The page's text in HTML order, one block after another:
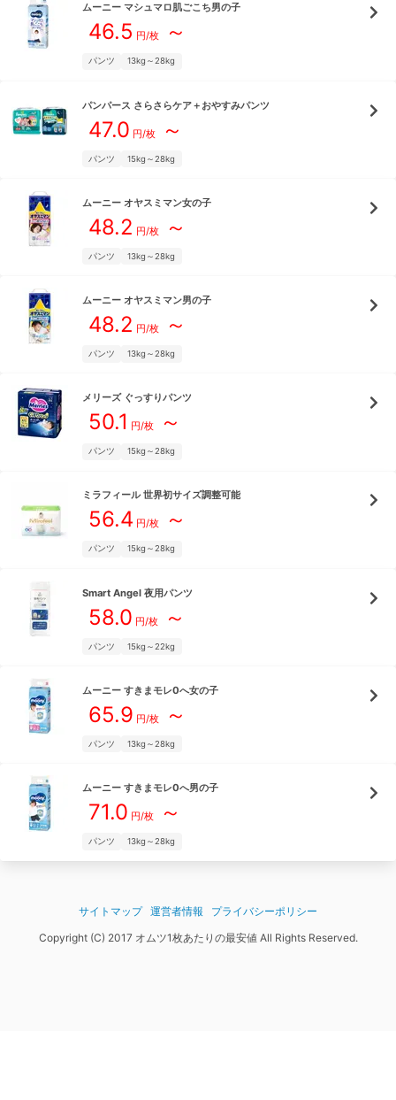
ムーニー マシュマロ肌ごこち男の子
46.5 円/枚～
パンツ 13kg～28kg
パンパース さらさらケア＋おやすみパンツ
47.0 円/枚～
パンツ 15kg～28kg
ムーニー オヤスミマン女の子
48.2 円/枚～
パンツ 13kg～28kg
ムーニー オヤスミマン男の子
48.2 円/枚～
パンツ 13kg～28kg
メリーズ ぐっすりパンツ
50.1 円/枚～
パンツ 15kg～28kg
ミラフィール 世界初サイズ調整可能
56.4 円/枚～
パンツ 15kg～28kg
Smart Angel 夜用パンツ
58.0 円/枚～
パンツ 15kg～22kg
ムーニー すきまモレ0へ女の子
65.9 円/枚～
パンツ 13kg～28kg
ムーニー すきまモレ0へ男の子
71.0 円/枚～
パンツ 13kg～28kg
サイトマップ 運営者情報
プライバシーポリシー
Copyright (C) 2017 オムツ1枚あたりの最安値 All Rights Reserved.